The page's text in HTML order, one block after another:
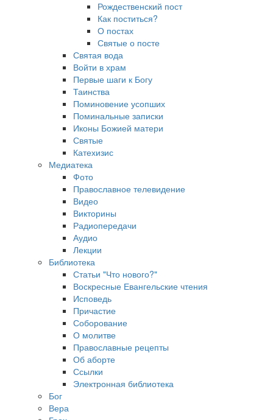
Рождественский пост
Как поститься?
О постах
Святые о посте
Святая вода
Войти в храм
Первые шаги к Богу
Таинства
Поминовение усопших
Поминальные записки
Иконы Божией матери
Святые
Катехизис
Медиатека
Фото
Православное телевидение
Видео
Викторины
Радиопередачи
Аудио
Лекции
Библиотека
Статьи "Что нового?"
Воскресные Евангельские чтения
Исповедь
Причастие
Соборование
О молитве
Православные рецепты
Об аборте
Ссылки
Электронная библиотека
Бог
Вера